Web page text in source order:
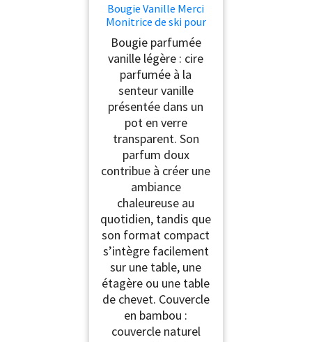
Bougie Vanille Merci
Monitrice de ski pour
cette année Cadeau
Saint Valentin Femme
Bougie parfumée
vanille légère : cire
parfumée à la
senteur vanille
présentée dans un
pot en verre
transparent. Son
parfum doux
contribue à créer une
ambiance
chaleureuse au
quotidien, tandis que
son format compact
s’intègre facilement
sur une table, une
étagère ou une table
de chevet. Couvercle
en bambou :
couvercle naturel